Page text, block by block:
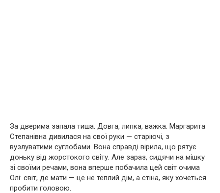
За дверима запала тиша. Довга, липка, важка. Маргарита
Степанівна дивилася на свої руки — старіючі, з
вузлуватими суглобами. Вона справді вірила, що рятує
доньку від жорстокого світу. Але зараз, сидячи на мішку
зі своїми речами, вона вперше побачила цей світ очима
Олі: світ, де мати — це не теплий дім, а стіна, яку хочеться
пробити головою.